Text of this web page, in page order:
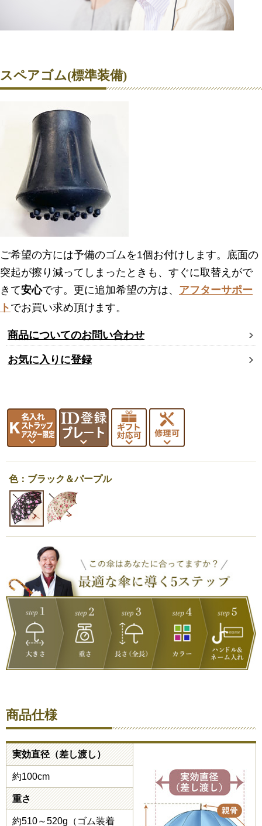
スペアゴム(標準装備)
ご希望の方には予備のゴムを1個お付けします。底面の
突起が擦り減ってしまったときも、すぐに取替えがで
きて安心です。更に追加希望の方は、 アフターサポー
ト でお買い求め頂けます。
商品についてのお問い合わせ
お気に入りに登録
色：ブラック＆パープル
商品仕様
実効直径（差し渡し）
約100cm
重さ
約510～520g（ゴム装着